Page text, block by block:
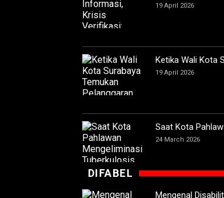
19 April 2026
Ketika Wali Kota
19 April 2026
Saat Kota
24 March 2026
DIFABEL
Mengenal